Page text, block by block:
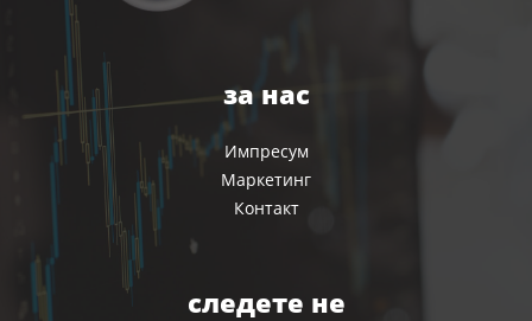
за нас
Импресум
Маркетинг
Контакт
следете не